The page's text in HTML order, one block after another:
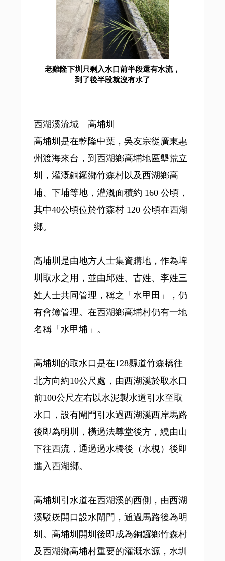
老雞隆下圳只剩入水口前半段還有水流，
到了後半段就沒有水了
西湖溪流域—高埔圳
高埔圳是在乾隆中葉，吳友宗從廣東惠
州渡海來台，到西湖鄉高埔地區墾荒立
圳，灌溉銅鑼鄉竹森村以及西湖鄉高
埔、下埔等地，灌溉面積約 160 公頃，
其中40公頃位於竹森村 120 公頃在西湖
鄉。
高埔圳是由地方人士集資購地，作為埤
圳取水之用，並由邱姓、古姓、李姓三
姓人士共同管理，稱之「水甲田」，仍
有會簿管理。在西湖鄉高埔村仍有一地
名稱「水甲埔」。
高埔圳的取水口是在128縣道竹森橋往
北方向約10公尺處，由西湖溪於取水口
前100公尺左右以水泥製水道引水至取
水口，設有閘門引水過西湖溪西岸馬路
後即為明圳，橫過法尊堂後方，繞由山
下往西流，通過過水橋後（水梘）後即
進入西湖鄉。
高埔圳引水道在西湖溪的西側，由西湖
溪駁崁開口設水閘門，通過馬路後為明
圳。高埔圳開圳後即成為銅鑼鄉竹森村
及西湖鄉高埔村重要的灌溉水源，水圳